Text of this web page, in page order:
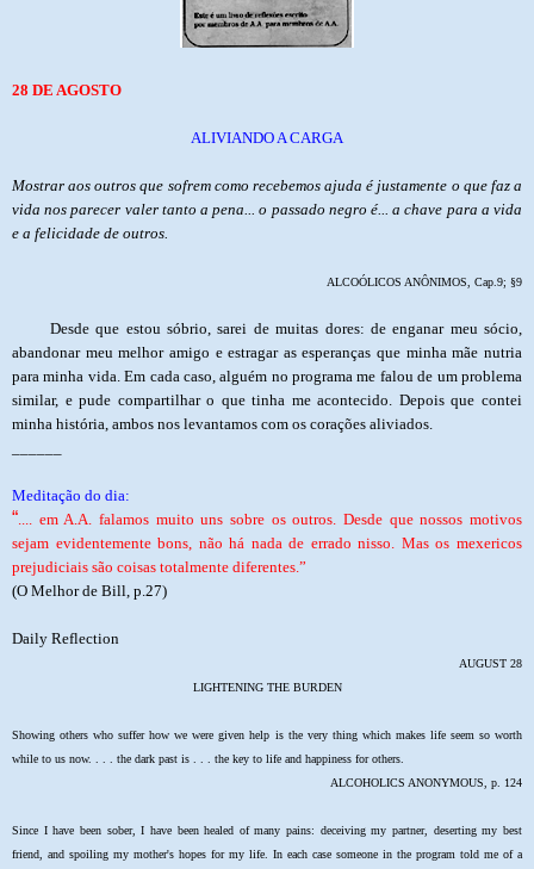
28 DE AGOSTO
ALIVIANDO A CARGA
Mostrar aos outros que sofrem como recebemos ajuda é justamente o que faz a
vida nos parecer valer tanto a pena... o passado negro é... a chave para a vida
e a felicidade de outros.
ALCOÓLICOS ANÔNIMOS, Cap.9; §9
Desde que estou sóbrio, sarei de muitas dores: de enganar meu sócio,
abandonar meu melhor amigo e estragar as esperanças que minha mãe nutria
para minha vida. Em cada caso, alguém no programa me falou de um problema
similar, e pude compartilhar o que tinha me acontecido. Depois que contei
minha história, ambos nos levantamos com os corações aliviados.
Meditação do dia:
“ .... em A.A. falamos muito uns sobre os outros. Desde que nossos motivos
sejam evidentemente bons, não há nada de errado nisso. Mas os mexericos
prejudiciais são coisas totalmente diferentes.”
(O Melhor de Bill, p.27)
Daily Reflection
AUGUST 28
LIGHTENING THE BURDEN
Showing others who suffer how we were given help is the very thing which makes life seem so worth
while to us now. . . . the dark past is . . . the key to life and happiness for others.
ALCOHOLICS ANONYMOUS, p. 124
Since I have been sober, I have been healed of many pains: deceiving my partner, deserting my best
friend, and spoiling my mother's hopes for my life. In each case someone in the program told me of a